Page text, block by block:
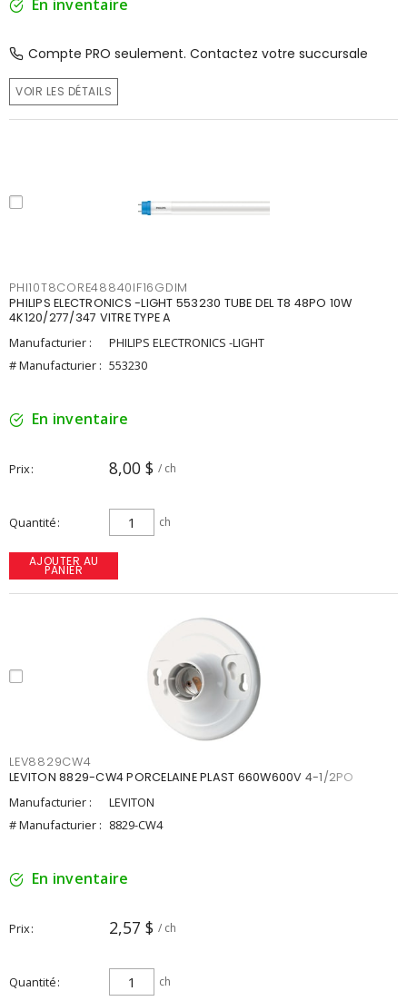
En inventaire
Compte PRO seulement. Contactez votre succursale
VOIR LES DÉTAILS
PHI10T8CORE48840IF16GDIM
PHILIPS ELECTRONICS -LIGHT 553230 TUBE DEL T8 48PO 10W
4K120/277/347 VITRE TYPE A
Manufacturier :
PHILIPS ELECTRONICS -LIGHT
# Manufacturier : 553230
En inventaire
Prix 8,00 $ / ch
Quantité ch
AJOUTER AU
PANIER
LEV8829CW4
LEVITON 8829-CW4 PORCELAINE PLAST 660W600V 4-1/2PO
Manufacturier :
LEVITON
# Manufacturier : 8829-CW4
En inventaire
Prix 2,57 $ / ch
Quantité ch